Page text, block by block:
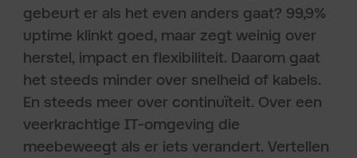
gebeurt er als het even anders gaat? 99,9%
uptime klinkt goed, maar zegt weinig over
herstel, impact en flexibiliteit. Daarom gaat
het steeds minder over snelheid of kabels.
En steeds meer over continuïteit. Over een
veerkrachtige IT-omgeving die
meebeweegt als er iets verandert. Vertellen